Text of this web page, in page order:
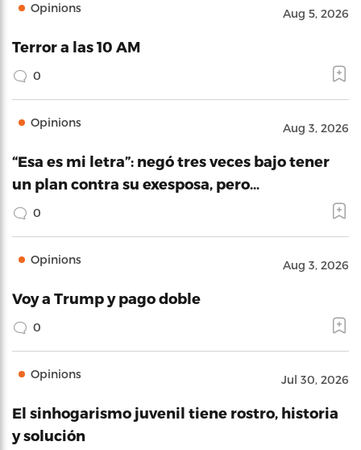
Opinions Aug 5, 2026
Terror a las 10 AM
0
Opinions Aug 3, 2026
“Esa es mi letra”: negó tres veces bajo tener
un plan contra su exesposa, pero…
0
Opinions Aug 3, 2026
Voy a Trump y pago doble
0
Opinions Jul 30, 2026
El sinhogarismo juvenil tiene rostro, historia
y solución